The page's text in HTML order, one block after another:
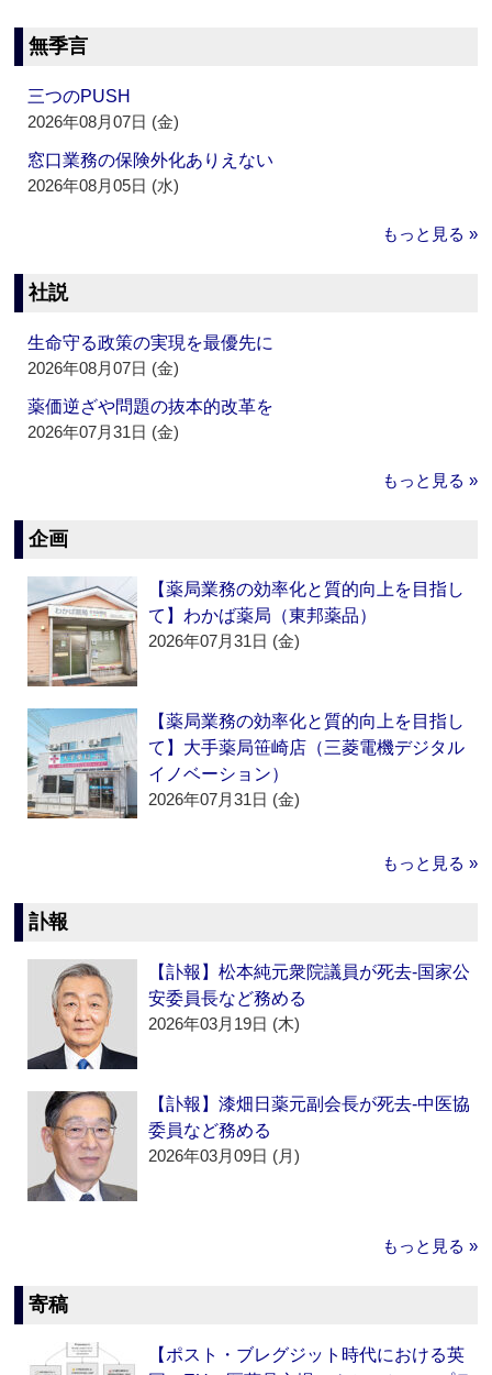
無季言
三つのPUSH
2026年08月07日 (金)
窓口業務の保険外化ありえない
2026年08月05日 (水)
もっと見る »
社説
生命守る政策の実現を最優先に
2026年08月07日 (金)
薬価逆ざや問題の抜本的改革を
2026年07月31日 (金)
もっと見る »
企画
【薬局業務の効率化と質的向上を目指し
て】わかば薬局（東邦薬品）
2026年07月31日 (金)
【薬局業務の効率化と質的向上を目指し
て】大手薬局笹崎店（三菱電機デジタル
イノベーション）
2026年07月31日 (金)
もっと見る »
訃報
【訃報】松本純元衆院議員が死去‐国家公
安委員長など務める
2026年03月19日 (木)
【訃報】漆畑日薬元副会長が死去‐中医協
委員など務める
2026年03月09日 (月)
もっと見る »
寄稿
【ポスト・ブレグジット時代における英